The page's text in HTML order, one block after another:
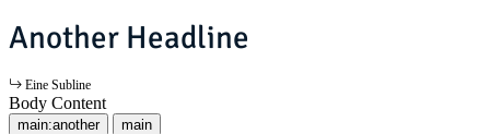
Another Headline
Eine Subline
Body Content
main:another main